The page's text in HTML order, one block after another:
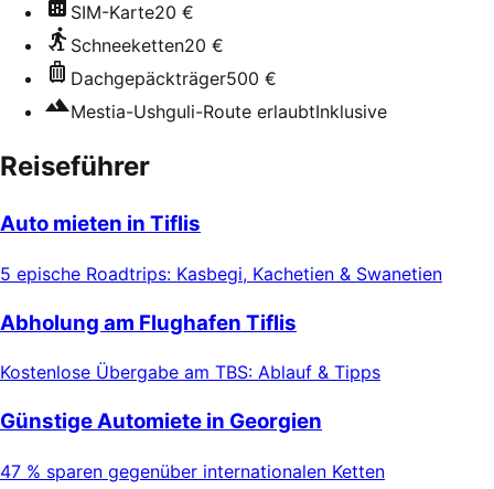
SIM-Karte20 €
Schneeketten20 €
Dachgepäckträger500 €
Mestia-Ushguli-Route erlaubtInklusive
Reiseführer
Auto mieten in Tiflis
5 epische Roadtrips: Kasbegi, Kachetien & Swanetien
Abholung am Flughafen Tiflis
Kostenlose Übergabe am TBS: Ablauf & Tipps
Günstige Automiete in Georgien
47 % sparen gegenüber internationalen Ketten